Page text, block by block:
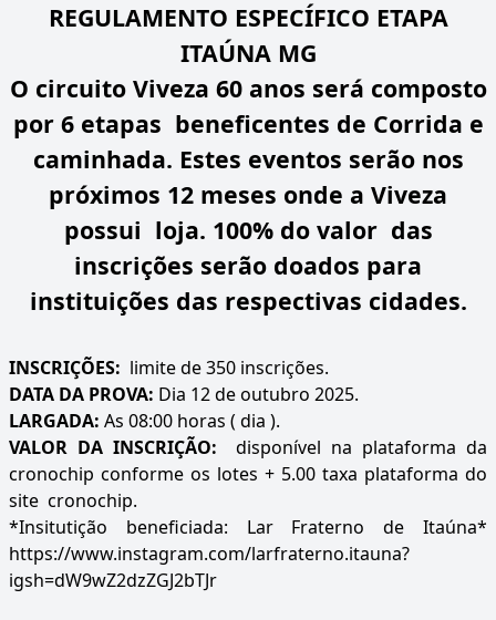
REGULAMENTO ESPECÍFICO ETAPA
ITAÚNA MG
O circuito Viveza 60 anos será composto
por 6 etapas beneficentes de Corrida e
caminhada. Estes eventos serão nos
próximos 12 meses onde a Viveza
possui loja. 100% do valor das
inscrições serão doados para
instituições das respectivas cidades.
INSCRIÇÕES: limite de 350 inscrições.
DATA DA PROVA: Dia 12 de outubro 2025.
LARGADA: As 08:00 horas ( dia ).
VALOR DA INSCRIÇÃO: disponível na plataforma da
cronochip conforme os lotes + 5.00 taxa plataforma do
site cronochip.
*Insitutição beneficiada: Lar Fraterno de Itaúna*
https://www.instagram.com/larfraterno.itauna?
igsh=dW9wZ2dzZGJ2bTJr